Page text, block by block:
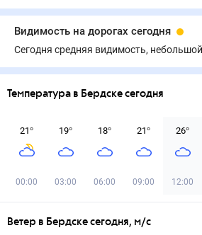
Видимость на дорогах сегодня
Сегодня средняя видимость,
Температура в Бердске сегодня
21°
00:00
19°
03:00
18°
06:00
21°
09:00
26°
12:00
Ветер в Бердске сегодня, м/с